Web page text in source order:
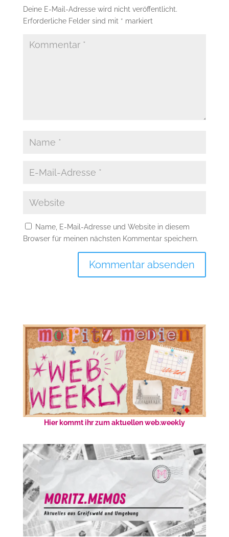
Deine E-Mail-Adresse wird nicht veröffentlicht.
Erforderliche Felder sind mit * markiert
Name, E-Mail-Adresse und Website in diesem
Browser für meinen nächsten Kommentar speichern.
Hier kommt ihr zum aktuellen web.weekly